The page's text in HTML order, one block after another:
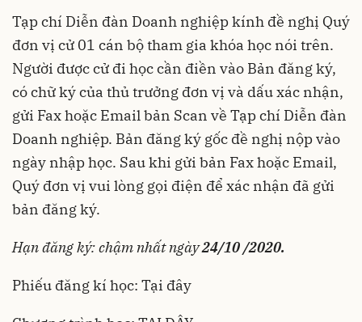
Tạp chí Diễn đàn Doanh nghiệp kính đề nghị Quý
đơn vị cử 01 cán bộ tham gia khóa học nói trên.
Người được cử đi học cần điền vào Bản đăng ký,
có chữ ký của thủ trưởng đơn vị và dấu xác nhận,
gửi Fax hoặc Email bản Scan về Tạp chí Diễn đàn
Doanh nghiệp. Bản đăng ký gốc đề nghị nộp vào
ngày nhập học. Sau khi gửi bản Fax hoặc Email,
Quý đơn vị vui lòng gọi điện để xác nhận đã gửi
bản đăng ký.
Hạn đăng ký: chậm nhất ngày24/10 /2020.
Phiếu đăng kí học: Tại đây